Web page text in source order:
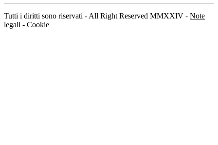
Tutti i diritti sono riservati - All Right Reserved MMXXIV - Note
legali - Cookie